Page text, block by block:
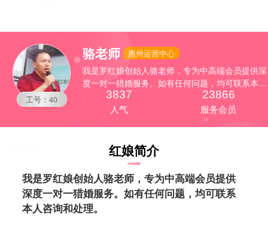
工号：40
骆老师 惠州运营中心
我是罗红娘创始人骆老师，专为中高端会员提供深
度一对一猎婚服务。如有任何问题，均可联系本人
咨询和处理。
3837
人气
23866
服务会员
红娘简介
我是罗红娘创始人骆老师，专为中高端会员提供
深度一对一猎婚服务。如有任何问题，均可联系
本人咨询和处理。